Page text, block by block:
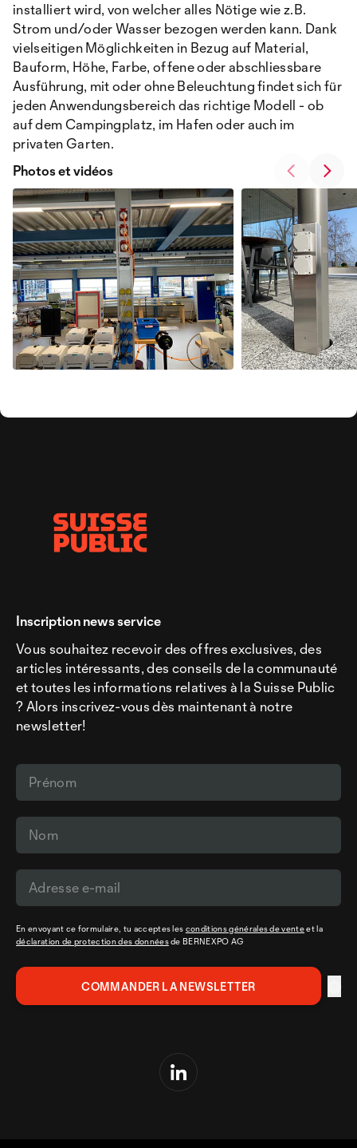
installiert wird, von welcher alles Nötige wie z.B.
Strom und/oder Wasser bezogen werden kann. Dank
vielseitigen Möglichkeiten in Bezug auf Material,
Bauform, Höhe, Farbe, offene oder abschliessbare
Ausführung, mit oder ohne Beleuchtung findet sich für
jeden Anwendungsbereich das richtige Modell - ob
auf dem Campingplatz, im Hafen oder auch im
privaten Garten.
Photos et vidéos
Inscription news service
Vous souhaitez recevoir des offres exclusives, des
articles intéressants, des conseils de la communauté
et toutes les informations relatives à la Suisse Public
? Alors inscrivez-vous dès maintenant à notre
newsletter!
En envoyant ce formulaire, tu acceptes les conditions générales de venteet la
déclaration de protection des donnéesde BERNEXPO AG